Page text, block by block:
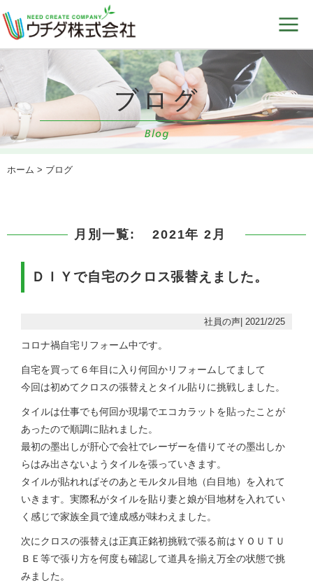
ホーム > ブログ
月別一覧: 2021年 2月
ＤＩＹで自宅のクロス張替えました。
社員の声| 2021/2/25
コロナ禍自宅リフォーム中です。
自宅を買って６年目に入り何回かリフォームしてまして
今回は初めてクロスの張替えとタイル貼りに挑戦しました。
タイルは仕事でも何回か現場でエコカラットを貼ったことが
あったので順調に貼れました。
最初の墨出しが肝心で会社でレーザーを借りてその墨出しか
らはみ出さないようタイルを張っていきます。
タイルが貼れればそのあとモルタル目地（白目地）を入れて
いきます。実際私がタイルを貼り妻と娘が目地材を入れてい
く感じで家族全員で達成感が味わえました。
次にクロスの張替えは正真正銘初挑戦で張る前はＹＯＵＴＵ
ＢＥ等で張り方を何度も確認して道具を揃え万全の状態で挑
みました。